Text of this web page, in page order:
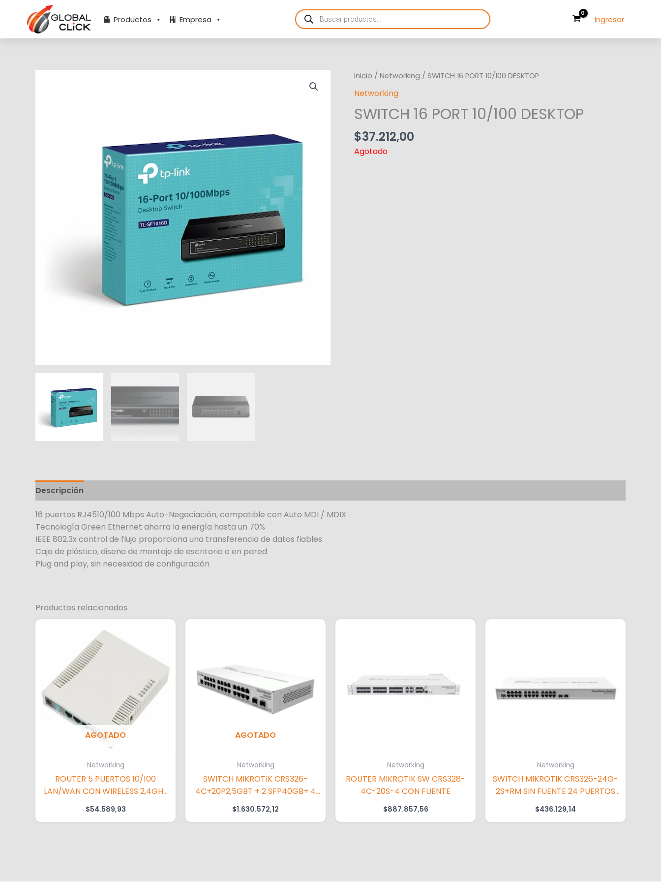
contenido
Productos Empresa
Products
search Ingresar
Inicio / Networking / SWITCH 16 PORT 10/100 DESKTOP
Networking
SWITCH 16 PORT 10/100 DESKTOP
$37.212,00
Agotado
Descripción
16 puertos RJ4510/100 Mbps Auto-Negociación, compatible con Auto MDI / MDIX
Tecnología Green Ethernet ahorra la energía hasta un 70%
IEEE 802.3x control de flujo proporciona una transferencia de datos fiables
Caja de plástico, diseño de montaje de escritorio o en pared
Plug and play, sin necesidad de configuración
Productos relacionados
AGOTADO
Networking
ROUTER 5 PUERTOS 10/100
LAN/WAN CON WIRELESS 2,4GHZ
SIN FUENTE DQS301-24012
$54.589,93
AGOTADO
Networking
SWITCH MIKROTIK CRS326-
4C+20P2,5GBT + 2 SFP40GB+ 4
PORT 2,5GB 2 ETHERT 2 SFP
$1.630.572,12
Networking
ROUTER MIKROTIK SW CRS328-
4C-20S-4 CON FUENTE
$887.857,56
Networking
SWITCH MIKROTIK CRS326-24G-
2S+RM SIN FUENTE 24 PUERTOS
GIGA + 2SFP 1GB PARA RACK
$436.129,14